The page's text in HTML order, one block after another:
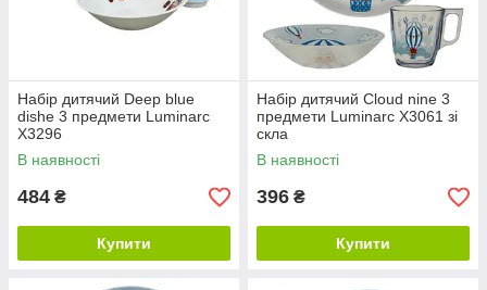
Набір дитячий Deep blue
dishe 3 предмети Luminarc
X3296
В наявності
484 ₴
Купити
Набір дитячий Cloud nine 3
предмети Luminarc X3061 зі
скла
В наявності
396 ₴
Купити